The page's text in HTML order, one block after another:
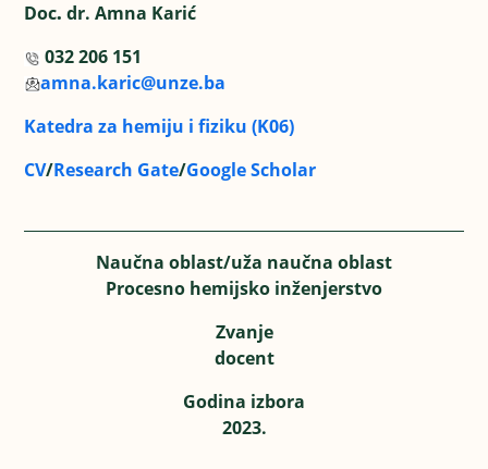
Doc.dr. Amna Karić
032 206 151
amna.karic@unze.ba
Katedra za hemiju i fiziku (K06)
CV/Research Gate/Google Scholar
Naučna oblast/uža naučna oblast
Procesno hemijsko inženjerstvo
Zvanje
docent
Godina izbora
2023.